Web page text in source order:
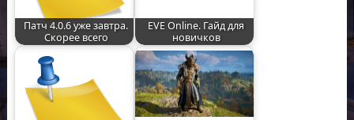
Патч 4.0.6 уже завтра.
Скорее всего
EVE Online. Гайд для
новичков